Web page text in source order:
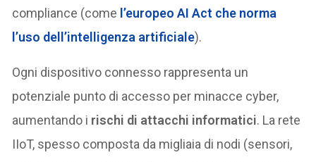
compliance (come l’europeoAI Act che norma
l’uso dell’intelligenza artificiale).
Ogni dispositivo connesso rappresenta un
potenziale punto di accesso per minacce cyber,
aumentando i rischi di attacchi informatici. La rete
IIoT, spesso composta da migliaia di nodi (sensori,